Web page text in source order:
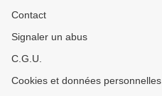
Contact
Signaler un abus
C.G.U.
Cookies et données personnelles